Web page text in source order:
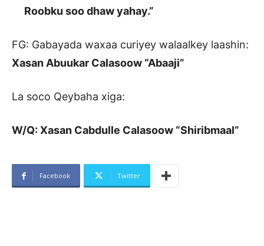
Roobku soo dhaw yahay.”
FG: Gabayada waxaa curiyey walaalkey laashin:
Xasan Abuukar Calasoow “Abaaji”
La soco Qeybaha xiga:
W/Q: Xasan Cabdulle Calasoow “Shiribmaal”
Facebook Twitter